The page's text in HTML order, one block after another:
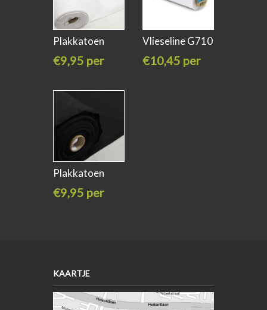
Plakkatoen
€9,95 per
Vlieseline G710
€10,45 per
Plakkatoen
€9,95 per
KAARTJE